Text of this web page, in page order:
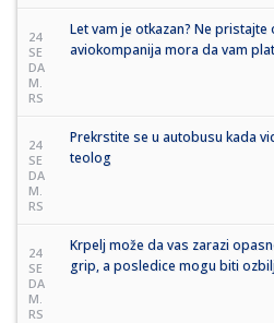
24
SE
DA
M.
RS
Let vam je otkazan? Ne pristajte
aviokompanija mora da vam
24
SE
DA
M.
RS
Prekrstite se u autobusu kada
teolog
24
SE
DA
M.
RS
Krpelj može da vas zarazi
grip, a posledice mogu biti